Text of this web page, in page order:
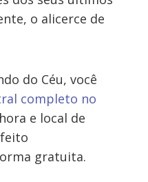
o alicerce de
do Céu, você
completo no
e local de
gratuita.